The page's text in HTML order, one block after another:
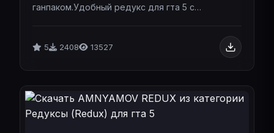
ганпаком.Удобный редукс для гта 5 с
5 2408 13527